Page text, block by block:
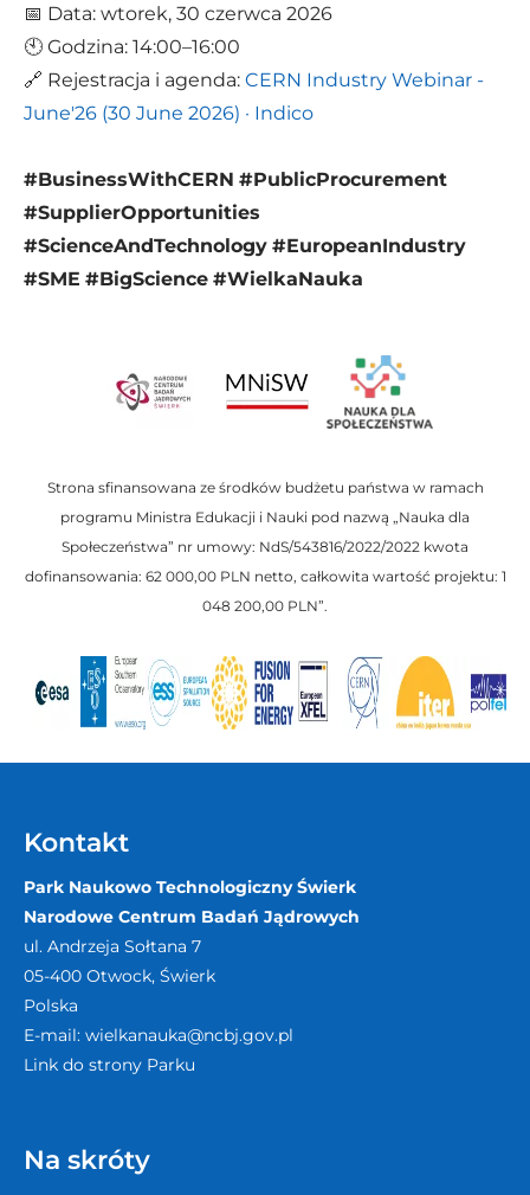
📅 Data: wtorek, 30 czerwca 2026
🕙 Godzina: 14:00–16:00
🔗 Rejestracja i agenda: CERN Industry Webinar -
June'26 (30 June 2026) · Indico
#BusinessWithCERN #PublicProcurement
#SupplierOpportunities
#ScienceAndTechnology #EuropeanIndustry
#SME #BigScience #WielkaNauka
Strona sfinansowana ze środków budżetu państwa w ramach
programu Ministra Edukacji i Nauki pod nazwą „Nauka dla
Społeczeństwa” nr umowy: NdS/543816/2022/2022 kwota
dofinansowania: 62 000,00 PLN netto, całkowita wartość projektu: 1
048 200,00 PLN”.
Kontakt
Park Naukowo Technologiczny Świerk
Narodowe Centrum Badań Jądrowych
ul. Andrzeja Sołtana 7
05-400 Otwock, Świerk
Polska
E-mail: wielkanauka@ncbj.gov.pl
Link do strony Parku
Na skróty